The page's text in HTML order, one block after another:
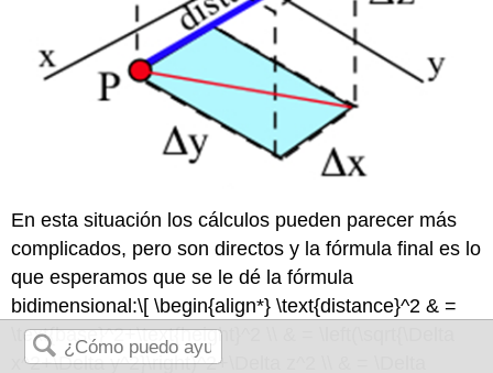
En esta situación los cálculos pueden parecer más
complicados, pero son directos y la fórmula final es lo
que esperamos que se le dé la fórmula
bidimensional:\[ \begin{align*} \text{distance}^2 & =
\text{base}^2+\text{height}^2 \\ & = \left(\sqrt{\Delta
x^2+\Delta y^2}\right)^2+\Delta z^2 \\ & = \Delta